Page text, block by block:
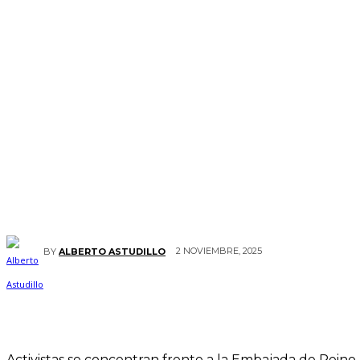
BY ALBERTO ASTUDILLO 2 NOVIEMBRE, 2025